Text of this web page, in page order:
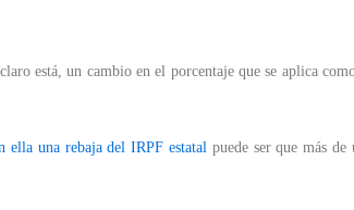
está, un cambio en el porcentaje que se aplica
ella una rebaja del IRPF estatal puede ser que más de